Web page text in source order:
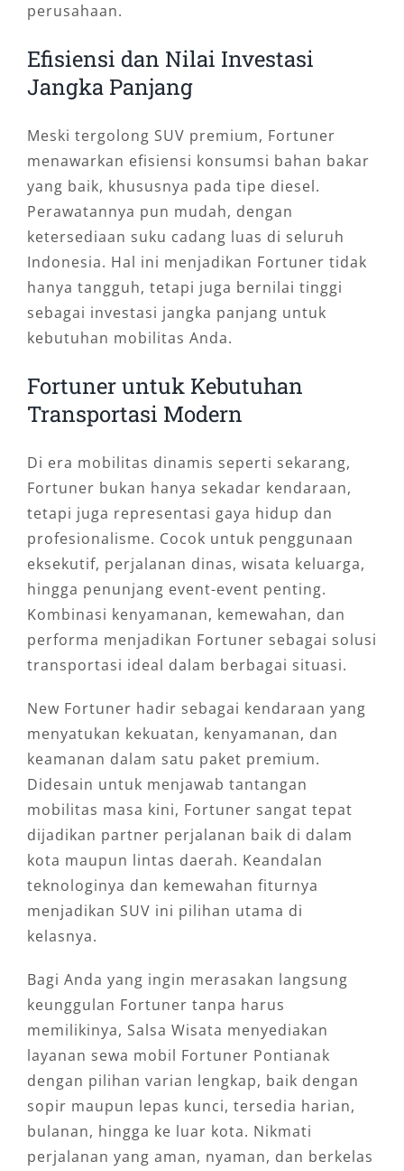
perusahaan.
Efisiensi dan Nilai Investasi
Jangka Panjang
Meski tergolong SUV premium, Fortuner
menawarkan efisiensi konsumsi bahan bakar
yang baik, khususnya pada tipe diesel.
Perawatannya pun mudah, dengan
ketersediaan suku cadang luas di seluruh
Indonesia. Hal ini menjadikan Fortuner tidak
hanya tangguh, tetapi juga bernilai tinggi
sebagai investasi jangka panjang untuk
kebutuhan mobilitas Anda.
Fortuner untuk Kebutuhan
Transportasi Modern
Di era mobilitas dinamis seperti sekarang,
Fortuner bukan hanya sekadar kendaraan,
tetapi juga representasi gaya hidup dan
profesionalisme. Cocok untuk penggunaan
eksekutif, perjalanan dinas, wisata keluarga,
hingga penunjang event-event penting.
Kombinasi kenyamanan, kemewahan, dan
performa menjadikan Fortuner sebagai solusi
transportasi ideal dalam berbagai situasi.
New Fortuner hadir sebagai kendaraan yang
menyatukan kekuatan, kenyamanan, dan
keamanan dalam satu paket premium.
Didesain untuk menjawab tantangan
mobilitas masa kini, Fortuner sangat tepat
dijadikan partner perjalanan baik di dalam
kota maupun lintas daerah. Keandalan
teknologinya dan kemewahan fiturnya
menjadikan SUV ini pilihan utama di
kelasnya.
Bagi Anda yang ingin merasakan langsung
keunggulan Fortuner tanpa harus
memilikinya, Salsa Wisata menyediakan
layanan sewa mobil Fortuner Pontianak
dengan pilihan varian lengkap, baik dengan
sopir maupun lepas kunci, tersedia harian,
bulanan, hingga ke luar kota. Nikmati
perjalanan yang aman, nyaman, dan berkelas